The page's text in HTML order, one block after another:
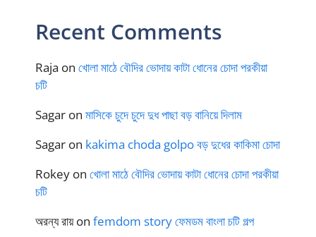
Recent Comments
Raja on খোলা মাঠে বৌদির ভোদায় কাটা ধোনের চোদা পরকীয়া
চটি
Sagar on মাসিকে চুদে চুদে দুধ পাছা বড় বানিয়ে দিলাম
Sagar on kakima choda golpo বড় দুধের কাকিমা চোদা
Rokey on খোলা মাঠে বৌদির ভোদায় কাটা ধোনের চোদা পরকীয়া
চটি
অরন্য রায়on femdom story ফেমডম বাংলা চটি গল্প